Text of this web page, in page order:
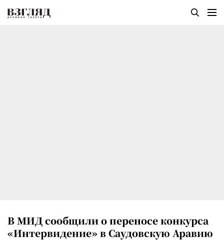
В МИД сообщили о переносе конкурса
«Интервидение» в Саудовскую Аравию